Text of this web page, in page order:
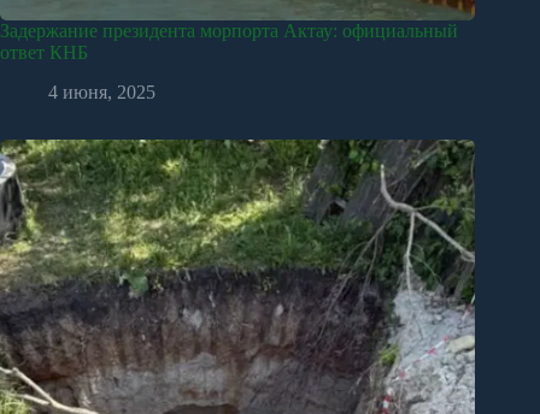
Задержание президента морпорта Актау: официальный
ответ КНБ
4 июня, 2025